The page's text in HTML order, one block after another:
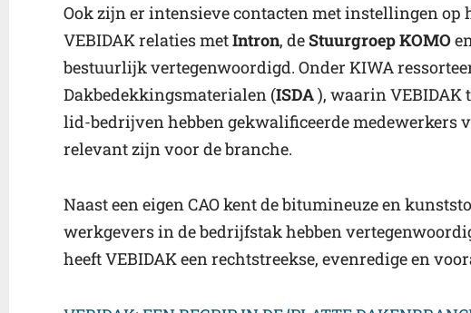
Ook zijn er intensieve contacten met instellingen
VEBIDAK relaties metIntron, deStuurgroep KOMO
bestuurlijk vertegenwoordigd. Onder KIWA
Dakbedekkingsmaterialen (ISDA), waarin VEBIDAK
lid-bedrijven hebben gekwalificeerde medewerkers
relevant zijn voor de branche.
Naast een eigen CAO kent de bitumineuze en
werkgevers in de bedrijfstak hebben
heeft VEBIDAK een rechtstreekse, evenredige en